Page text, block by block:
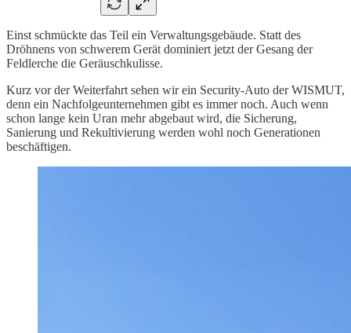
Einst schmückte das Teil ein Verwaltungsgebäude. Statt des
Dröhnens von schwerem Gerät dominiert jetzt der Gesang der
Feldlerche die Geräuschkulisse.
Kurz vor der Weiterfahrt sehen wir ein Security-Auto der WISMUT,
denn ein Nachfolgeunternehmen gibt es immer noch. Auch wenn
schon lange kein Uran mehr abgebaut wird, die Sicherung,
Sanierung und Rekultivierung werden wohl noch Generationen
beschäftigen.